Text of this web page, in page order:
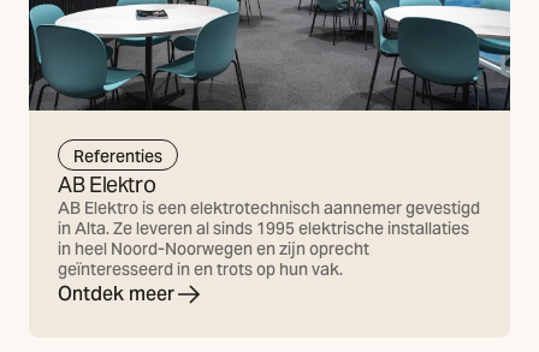
Referenties
AB Elektro
AB Elektro is een elektrotechnisch aannemer gevestigd
in Alta. Ze leveren al sinds 1995 elektrische installaties
in heel Noord-Noorwegen en zijn oprecht
geïnteresseerd in en trots op hun vak.
Ontdek meer